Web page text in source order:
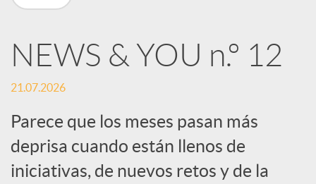
R
e
d
NEWS & YOU n.º 12
21.07.2026
Parece que los meses pasan más
deprisa cuando están llenos de
iniciativas, de nuevos retos y de la